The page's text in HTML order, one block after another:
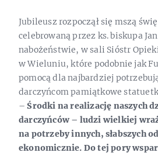
Jubileusz rozpoczął się mszą
celebrowaną przez ks. biskupa
nabożeństwie, w sali Sióstr
w Wieluniu, które podobnie jak
pomocą dla najbardziej
darczyńcom pamiątkowe
–Środki na realizację naszych
darczyńców – ludzi wielkiej
na potrzeby innych, słabszych
ekonomicznie. Do tej pory